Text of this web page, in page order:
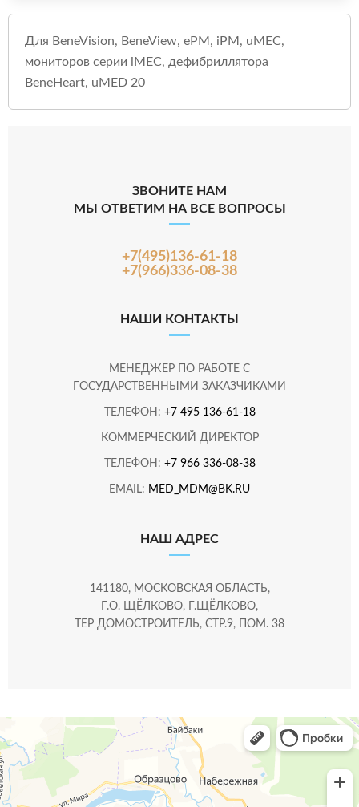
Для BeneVision, BeneView, ePM, iPM, uMEC,
мониторов серии iMEC, дефибриллятора
BeneHeart, uMED 20
ЗВОНИТЕ НАМ
МЫ ОТВЕТИМ НА ВСЕ ВОПРОСЫ
+7(495)136-61-18
+7(966)336-08-38
НАШИ КОНТАКТЫ
МЕНЕДЖЕР ПО РАБОТЕ С
ГОСУДАРСТВЕННЫМИ ЗАКАЗЧИКАМИ
ТЕЛЕФОН: +7 495 136-61-18
КОММЕРЧЕСКИЙ ДИРЕКТОР
ТЕЛЕФОН: +7 966 336-08-38
EMAIL: MED_MDM@BK.RU
НАШ АДРЕС
141180, МОСКОВСКАЯ ОБЛАСТЬ,
Г.О. ЩЁЛКОВО, Г.ЩЁЛКОВО,
ТЕР ДОМОСТРОИТЕЛЬ, СТР.9, ПОМ. 38